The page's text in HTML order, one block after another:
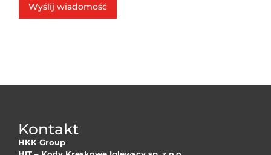
Wyślij wiadomość
Kontakt
HKK Group